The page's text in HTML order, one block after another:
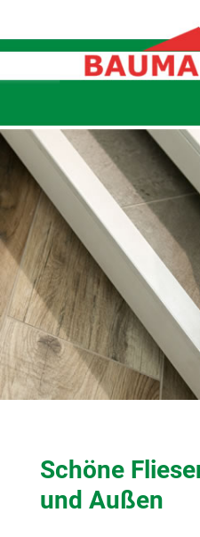
Schöne
und Außen